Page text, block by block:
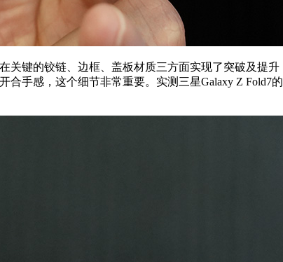
键的铰链、边框、盖板材质三方面实现了突破及提升
手感，这个细节非常重要。实测三星Galaxy Z Fold7